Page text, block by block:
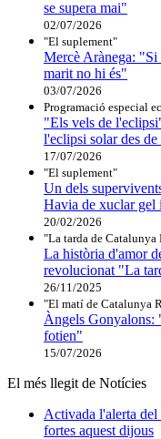
se supera mai"
02/07/2026
"El suplement"
Mercè Arànega: "Si
marit no hi és"
03/07/2026
Programació especial
"Els vels de
l'eclipsi solar des
17/07/2026
"El suplement"
Un dels
Havia de xuclar gel
20/02/2026
"La tarda de Catalunya
La història d'amor
revolucionat "La
26/11/2025
"El matí de Catalunya
Àngels Gonyalons:
fotien"
15/07/2026
El més llegit de Notícies
Activada l'alerta del
fortes aquest dijous